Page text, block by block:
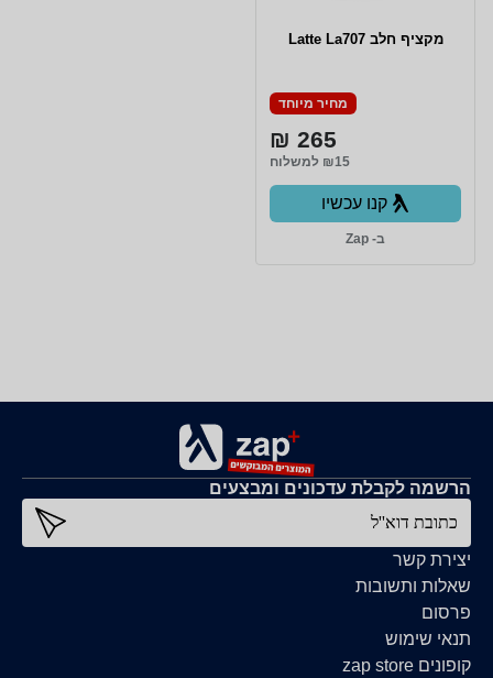
‏מקציף חלב Latte La707
מחיר מיוחד
265 ₪
₪15 למשלוח
קנו עכשיו
ב- Zap
יצירת קשר
שאלות ותשובות
פרסום
תנאי שימוש
קופונים zap store
הרשמה לקבלת עדכונים ומבצעים
כתובת דוא''ל